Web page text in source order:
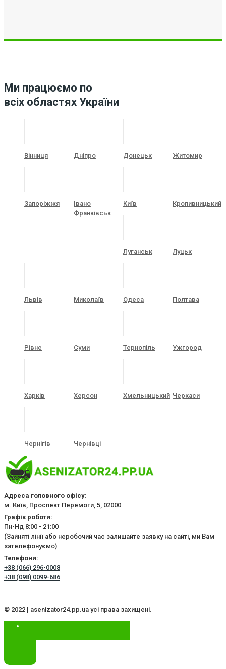
Ми працюємо по
всіх областях України
Вінниця Дніпро Донецьк Житомир
Запоріжжя
Івано
Франківськ
Київ Кропивницький
Луганськ Луцьк
Львів Миколаїв Одеса Полтава
Рівне Суми Тернопіль Ужгород
Харків Херсон Хмельницький Черкаси
Чернігів Чернівці
Адреса головного офісу:
м. Київ, Проспект Перемоги, 5, 02000
Графік роботи:
Пн-Нд 8:00 - 21:00
(Зайняті лінії або неробочий час залишайте заявку на сайті, ми Вам
зателефонуємо)
Телефони:
+38 (066) 296-0008
+38 (098) 0099-686
© 2022 | asenizator24.pp.ua усі права захищені.